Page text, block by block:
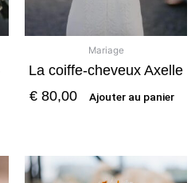
Mariage
La coiffe-cheveux Axelle
€ 80,00 Ajouter au panier